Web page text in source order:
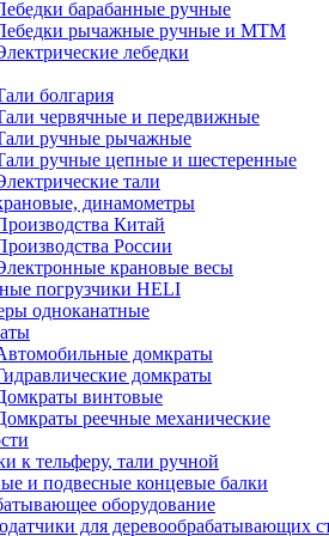
барабанные ручные
рычажные ручные и МТМ
лебедки
болгария
червячные и передвижные
ручные рычажные
ручные цепные и шестеренные
тали
динамометры
Китай
России
крановые весы
погрузчики HELI
одноканатные
домкраты
домкраты
винтовые
реечные механические
к тельферу, тали ручной
и подвесные концевые балки
оборудование
для деревообрабатывающих